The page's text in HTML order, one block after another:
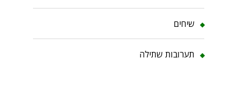
שיחים
תערובות שתילה